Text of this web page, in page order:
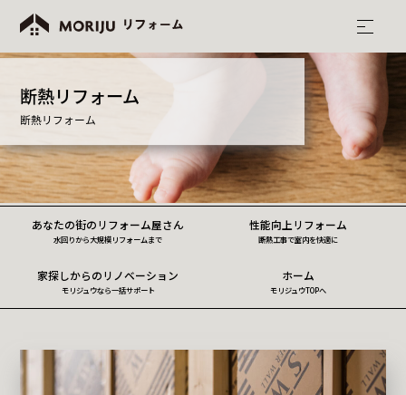
断熱リフォーム
断熱リフォーム
あなたの街のリフォーム屋さん
水回りから大規模リフォームまで
性能向上リフォーム
断熱工事で室内を快適に
家探しからのリノベーション
モリジュウなら一括サポート
ホーム
モリジュウTOPへ